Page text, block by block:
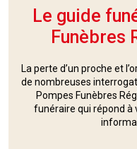
Le guide
Funèbres
La perte d’un proche et
de nombreuses
Pompes Funèbres
funéraire qui répond à